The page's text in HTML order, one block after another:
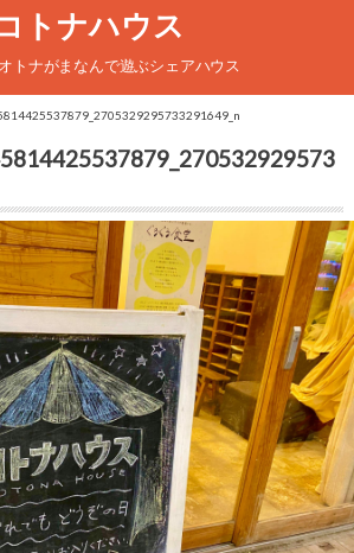
トナハウス
トナがまなんで遊ぶシェアハウス